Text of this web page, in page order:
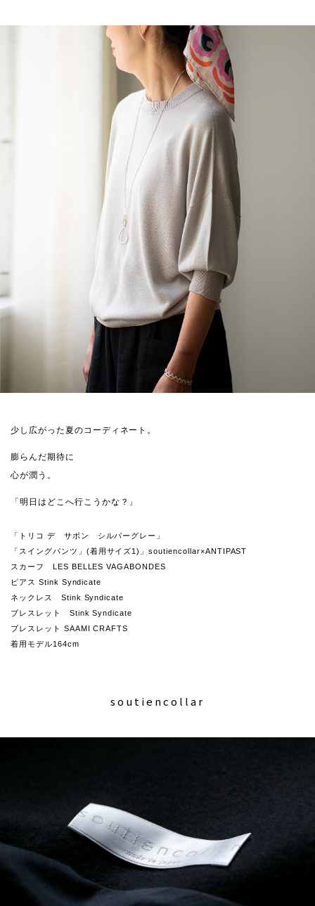
少し広がった夏のコーディネート。
膨らんだ期待に
心が潤う。
「明日はどこへ行こうかな？」
「トリコ デ サボン シルバーグレー」
「スイングパンツ」(着用サイズ1)」soutiencollar×ANTIPAST
スカーフ LES BELLES VAGABONDES
ピアス Stink Syndicate
ネックレス Stink Syndicate
ブレスレット Stink Syndicate
ブレスレット SAAMI CRAFTS
着用モデル164cm
soutiencollar